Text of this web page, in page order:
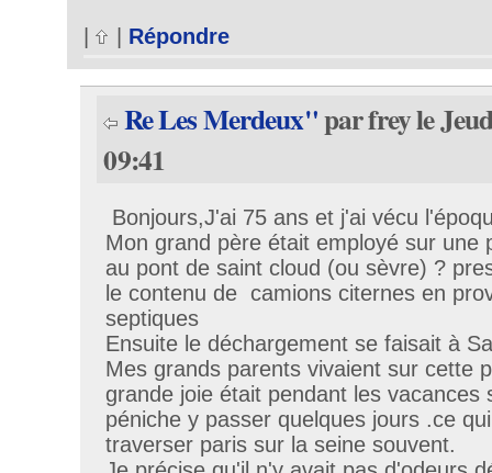
| | Répondre
Re Les Merdeux"par frey le
09:41
Bonjours,J'ai 75 ans et j'ai vécu
Mon grand père était employé sur une
au pont de saint cloud (ou sèvre) ?
le contenu de camions citernes en
septiques
Ensuite le déchargement se faisait à
Mes grands parents vivaient sur cette
grande joie était pendant les vacances
péniche y passer quelques jours .ce
traverser paris sur la seine souvent.